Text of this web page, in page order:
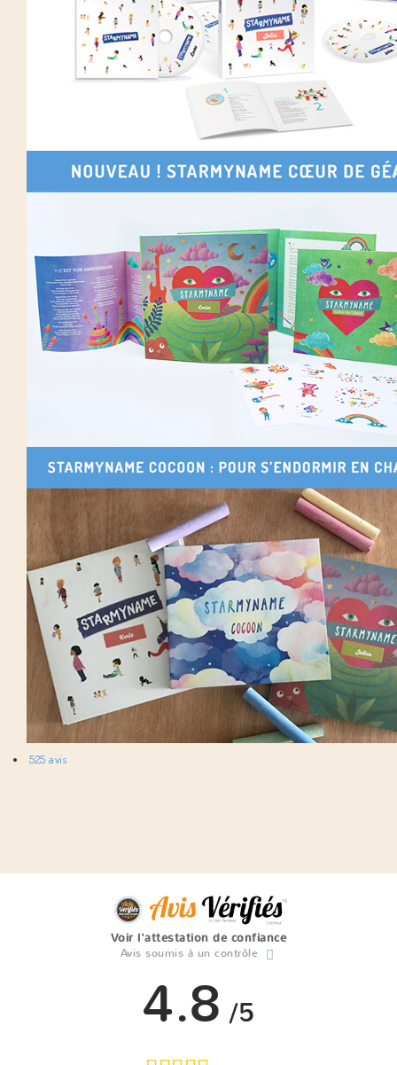
525 avis
Voir l'attestation de confiance
Avis soumis à un contrôle
4.8 /5